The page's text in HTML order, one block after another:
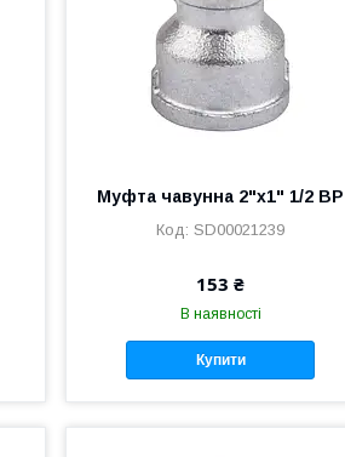
Муфта чавунна 2"х1" 1/2 ВР
SD00021239
153 ₴
В наявності
Купити